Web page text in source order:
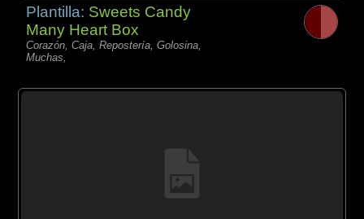
Plantilla: Sweets Candy
Many Heart Box
Corazón, Caja, Repostería, Golosina,
Muchas,